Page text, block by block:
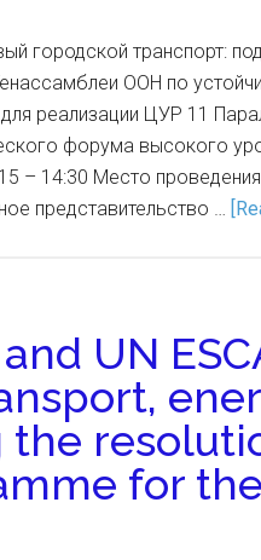
городской транспорт:
ООН по
реализации ЦУР 11
форума высокого
– 14:30 Место
представительство …
UN
for